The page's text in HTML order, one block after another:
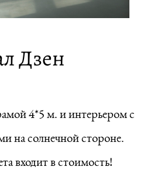
Дзен
4*5 м. и интерьером с
на солнечной стороне.
входит в стоимость!